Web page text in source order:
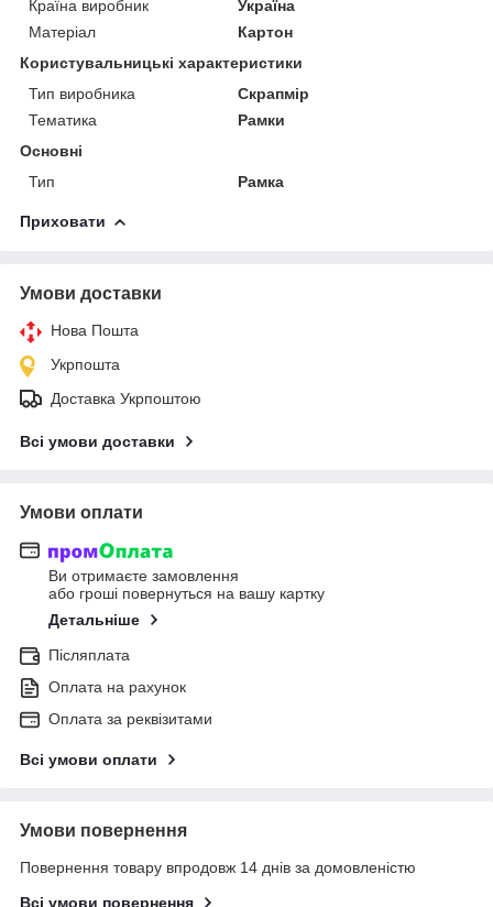
Країна виробник
Україна
Матеріал
Картон
Користувальницькі характеристики
Тип виробника
Скрапмір
Тематика
Рамки
Основні
Тип
Рамка
Приховати
Умови доставки
Нова Пошта
Укрпошта
Доставка Укрпоштою
Всі умови доставки
Умови оплати
Ви отримаєте замовлення
або гроші повернуться на вашу картку
Детальніше
Післяплата
Оплата на рахунок
Оплата за реквізитами
Всі умови оплати
Умови повернення
Повернення товару впродовж 14 днів за домовленістю
Всі умови повернення